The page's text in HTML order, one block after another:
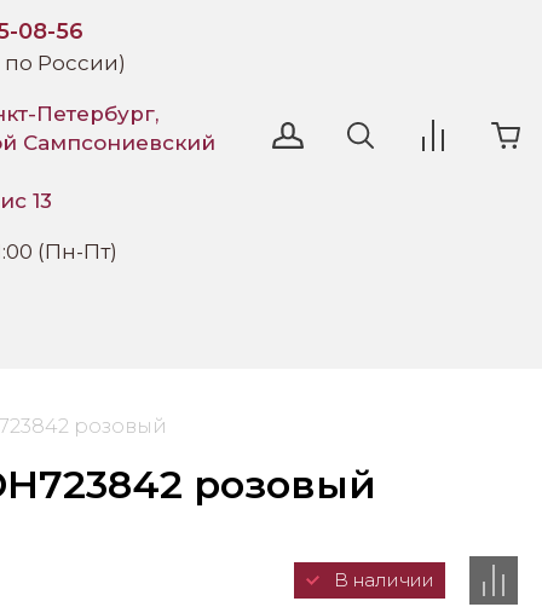
08-56
России)
Петербург,
Сампсониевский
13
(Пн-Пт)
розовый
розовый
В наличии